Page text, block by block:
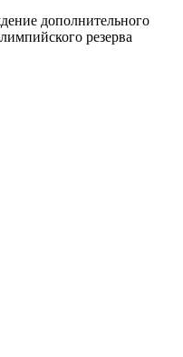
дополнительного
резерва